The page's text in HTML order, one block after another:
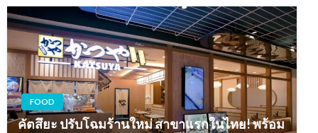
FOOD
คัตสึยะ ปรับโฉมร้านใหม่ สาขาแรกในไทย! พร้อม